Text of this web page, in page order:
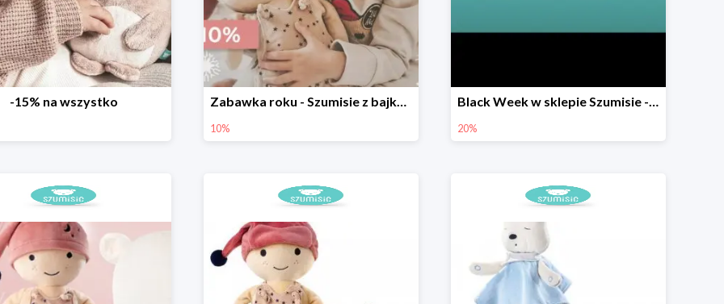
-15% na wszystko Zabawka roku - Szumisie z bajkami w sklepie Szumisie -10%
10%
Black Week w sklepie Szumisie - wszystkie Szumisie -20%
20%